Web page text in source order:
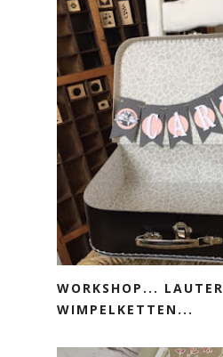
WORKSHOP... LAUTER
WIMPELKETTEN...